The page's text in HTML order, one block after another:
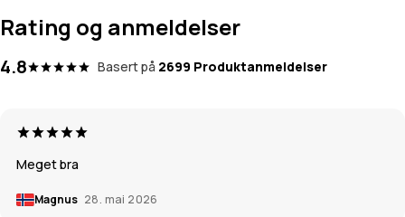
Rating og anmeldelser
4.8 Basert på 2699 Produktanmeldelser
Meget bra
Magnus 28. mai 2026